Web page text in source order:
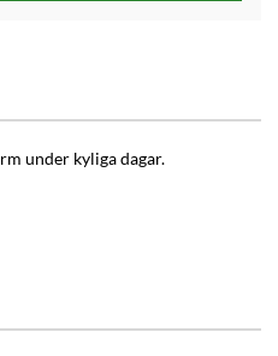
under kyliga dagar.